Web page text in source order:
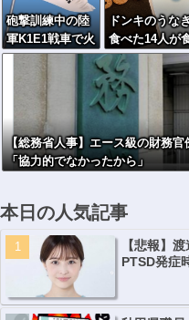
砲撃訓練中の陸
軍K1E1戦車で火
災…韓国軍「人
ドンキのうな
食べた14人が
中毒…3歳児か
75歳まで被害
【総務省人事】エース級の財務
「協力的でなかったから」
本日の人気記事
【悲報】
PTSD発症